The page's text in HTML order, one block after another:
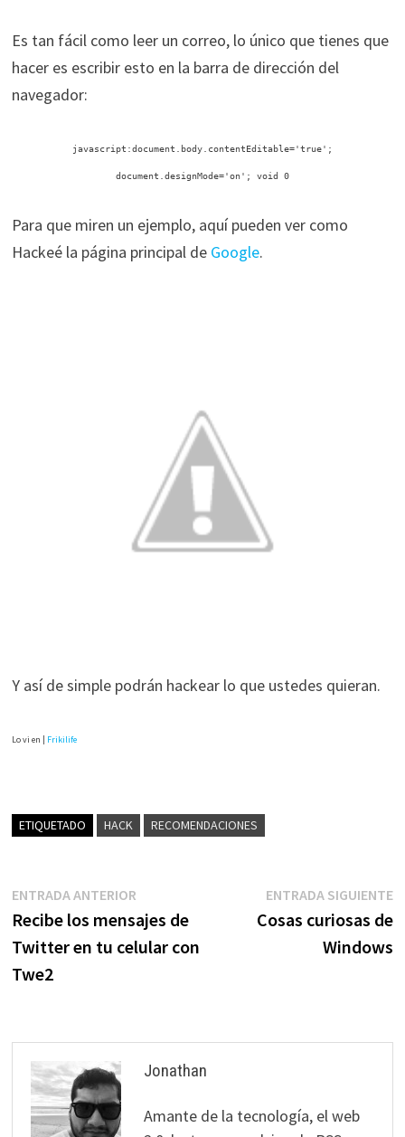
Es tan fácil como leer un correo, lo único que tienes que
hacer es escribir esto en la barra de dirección del
navegador:
javascript:document.body.contentEditable='true';
document.designMode='on'; void 0
Para que miren un ejemplo, aquí pueden ver como
Hackeé la página principal de Google.
Y así de simple podrán hackear lo que ustedes quieran.
Lo vi en | Frikilife
ETIQUETADO HACK RECOMENDACIONES
Navegación
de
entradas
ENTRADA ANTERIOREntrada
anterior:
Recibe los mensajes de
Twitter en tu celular con
Twe2
ENTRADA SIGUIENTE
Cosas curiosas de
Windows
Jonathan
Amante de la tecnología, el web